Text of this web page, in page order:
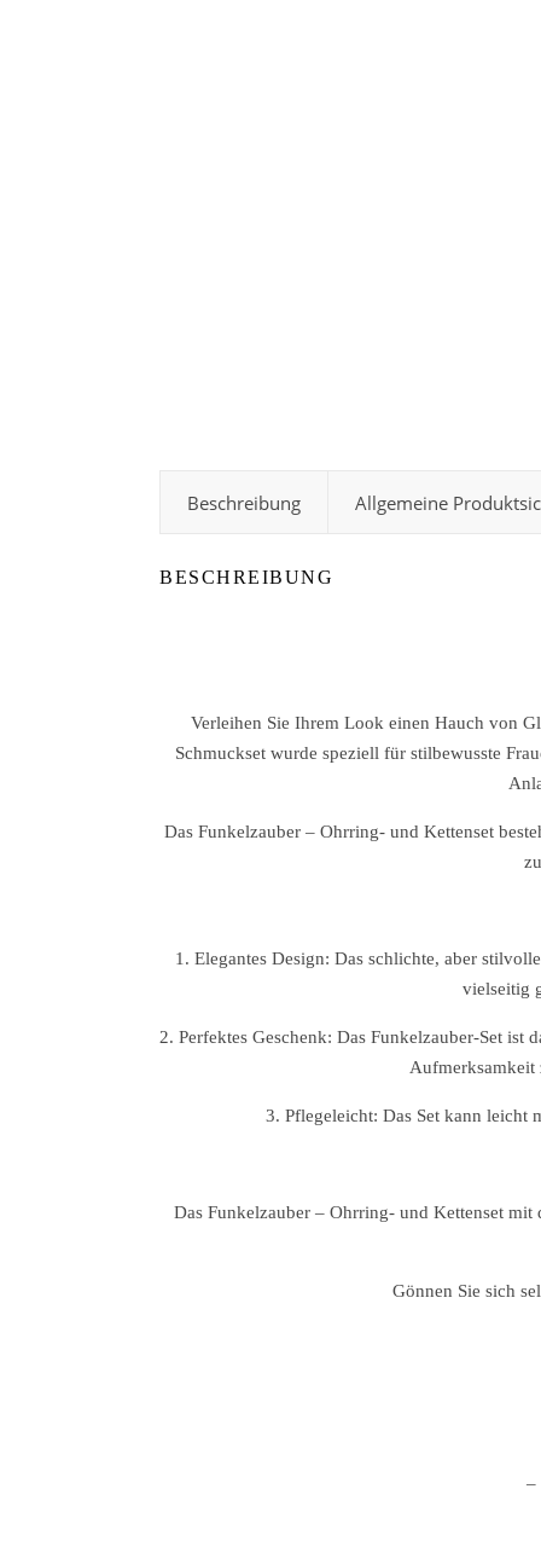
Beschreibung Allgemeine
BESCHREIBUNG
Verleihen Sie Ihrem Look einen Hauch von
Schmuckset wurde speziell für stilbewusste
Das Funkelzauber – Ohrring- und Kettenset
1. Elegantes Design: Das schlichte, aber
vielseitig
2. Perfektes Geschenk: Das Funkelzauber-Set
Aufmerksamkeit
3. Pflegeleicht: Das Set kann leicht
Das Funkelzauber – Ohrring- und Kettenset
Gönnen Sie sich
–